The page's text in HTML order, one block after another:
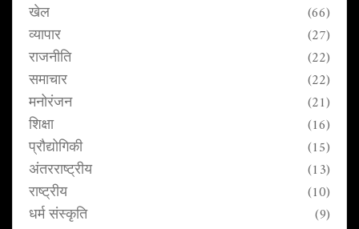
खेल (66)
व्यापार (27)
राजनीति (22)
समाचार (22)
मनोरंजन (21)
शिक्षा (16)
प्रौद्योगिकी (15)
अंतरराष्ट्रीय (13)
राष्ट्रीय (10)
धर्म संस्कृति (9)